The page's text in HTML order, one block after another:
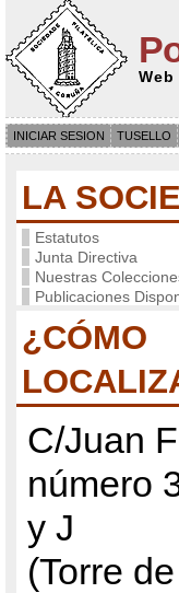
INICIAR SESION TUSELLO
LA
Estatutos
Junta Directiva
Nuestras
Publicaciones
¿CÓMO
C/Juan
número
y J
(Torre